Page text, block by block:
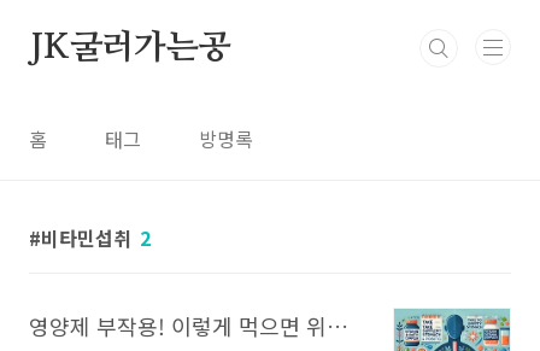
JK굴러가는공
홈 태그 방명록
비타민섭취 2
영양제 부작용! 이렇게 먹으면 위험해요